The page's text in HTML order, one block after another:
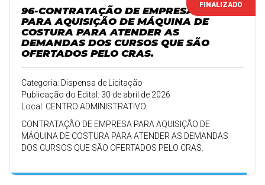
FINALIZADO
96-CONTRATAÇÃO DE EMPRESA
PARA AQUISIÇÃO DE MÁQUINA DE
COSTURA PARA ATENDER AS
DEMANDAS DOS CURSOS QUE SÃO
OFERTADOS PELO CRAS.
Categoria: Dispensa de Licitação
Publicação do Edital: 30 de abril de 2026
Local: CENTRO ADMINISTRATIVO.
CONTRATAÇÃO DE EMPRESA PARA AQUISIÇÃO DE
MÁQUINA DE COSTURA PARA ATENDER AS DEMANDAS
DOS CURSOS QUE SÃO OFERTADOS PELO CRAS.